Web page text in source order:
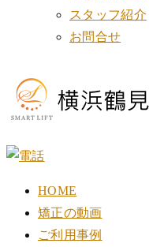
スタッフ紹介
お問合せ
HOME
矯正の動画
ご利用事例